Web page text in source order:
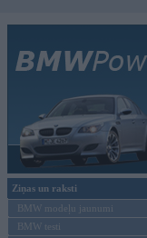
Ziņas un raksti
BMW modeļu jaunumi
BMW testi